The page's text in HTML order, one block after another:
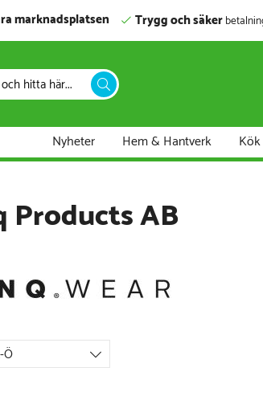
marknadsplatsen Trygg och säker
Nyheter Hem & Hantverk
Products AB
Ö